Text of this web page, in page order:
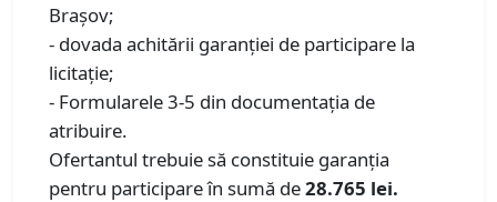
Brașov;
- dovada achitării garanției de participare la
licitație;
- Formularele 3-5 din documentația de
atribuire.
Ofertantul trebuie să constituie garanţia
pentru participare în sumă de28.765 lei.